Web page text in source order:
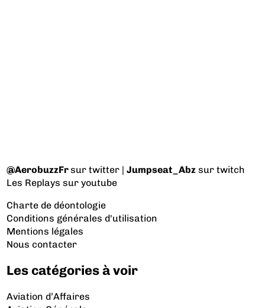
@AerobuzzFrsur twitter |Jumpseat_Abz sur twitch
Les Replays sur youtube
Charte de déontologie
Conditions générales d'utilisation
Mentions légales
Nous contacter
Les catégories à voir
Aviation d’Affaires